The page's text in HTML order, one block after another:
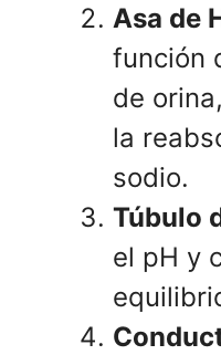
Asa de
función
de
la
sodio.
Túbulo
el pH y